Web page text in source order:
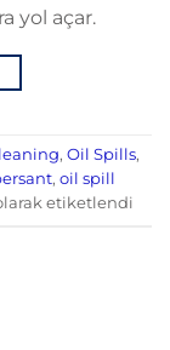
yol açar.
, Oil Spills,
, oil spill
etiketlendi